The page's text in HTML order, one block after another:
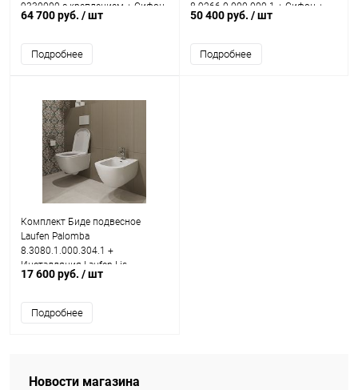
9330000 с креплением + Сифон
+ Смеситель для биде
64 700 руб. / шт
Подробнее
8.9266.0.000.000.1 + Сифон +
Смеситель для биде
50 400 руб. / шт
Подробнее
Комплект Биде подвесное
Laufen Palomba
8.3080.1.000.304.1 +
Инсталляция Laufen Lis
8.9266.0.000.000.1 + Сифон +
17 600 руб. / шт
Подробнее
Новости магазина